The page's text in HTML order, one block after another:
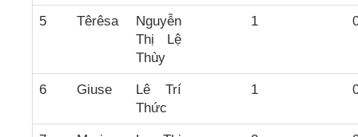
5 Têrêsa
Nguyễn
Thị Lệ
Thùy
1
6 Giuse
Lê Trí
Thức
1